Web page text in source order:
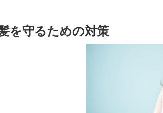
を守るための対策